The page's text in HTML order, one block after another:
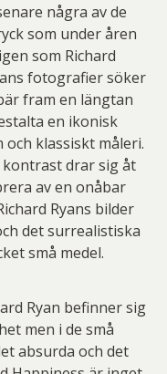
några av de
som under åren
som Richard
fotografier söker
fram en längtan
en ikonisk
klassiskt måleri.
drar sig åt
av en onåbar
Ryans bilder
det surrealistiska
små medel.
Ryan befinner sig
men i de små
absurda och det